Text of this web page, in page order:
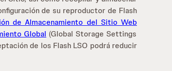
de su reproductor de Flash
de Almacenamiento del Sitio Web
Global (Global Storage Settings
de los Flash LSO podrá reducir